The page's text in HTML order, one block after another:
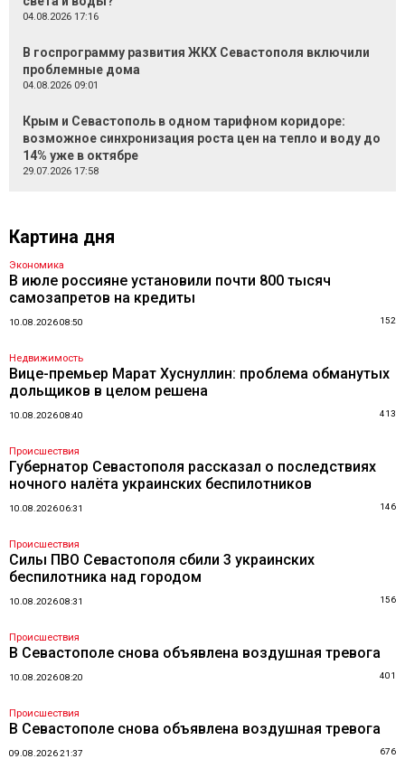
04.08.2026 17:16
В госпрограмму развития ЖКХ Севастополя включили
проблемные дома
04.08.2026 09:01
Крым и Севастополь в одном тарифном коридоре:
возможное синхронизация роста цен на тепло и воду до
14% уже в октябре
29.07.2026 17:58
Картина дня
Экономика
В июле россияне установили почти 800 тысяч
самозапретов на кредиты
10.08.2026 08:50 152
Недвижимость
Вице-премьер Марат Хуснуллин: проблема обманутых
дольщиков в целом решена
10.08.2026 08:40 413
Происшествия
Губернатор Севастополя рассказал о последствиях
ночного налёта украинских беспилотников
10.08.2026 06:31 146
Происшествия
Силы ПВО Севастополя сбили 3 украинских
беспилотника над городом
10.08.2026 08:31 156
Происшествия
В Севастополе снова объявлена воздушная тревога
10.08.2026 08:20 401
Происшествия
В Севастополе снова объявлена воздушная тревога
09.08.2026 21:37 676